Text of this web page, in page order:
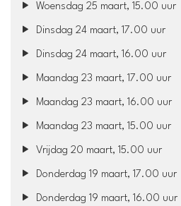
Woensdag 25 maart, 15.00 uur
Dinsdag 24 maart, 17.00 uur
Dinsdag 24 maart, 16.00 uur
Maandag 23 maart, 17.00 uur
Maandag 23 maart, 16.00 uur
Maandag 23 maart, 15.00 uur
Vrijdag 20 maart, 15.00 uur
Donderdag 19 maart, 17.00 uur
Donderdag 19 maart, 16.00 uur